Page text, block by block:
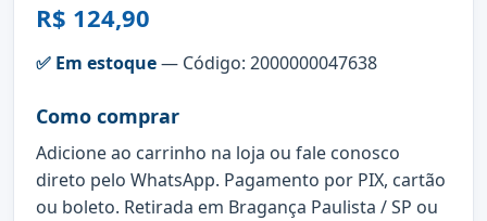
R$ 124,90
✅ Em estoque— Código: 2000000047638
Como comprar
Adicione ao carrinho na loja ou fale conosco
direto pelo WhatsApp. Pagamento por PIX, cartão
ou boleto. Retirada em Bragança Paulista / SP ou